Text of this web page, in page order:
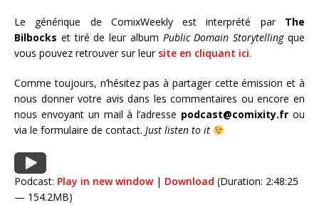
Le générique de ComixWeekly est interprété par The
Bilbocks et tiré de leur album Public Domain Storytellingque
vous pouvez retrouver sur leursite en cliquant ici.
Comme toujours, n’hésitez pas à partager cette émission et à
nous donner votre avis dans les commentaires ou encore en
nous envoyant un mail à l’adresse podcast@comixity.fr ou
via le formulaire de contact. Just listen to it
Podcast: Play in new window| Download (Duration: 2:48:25
— 154.2MB)